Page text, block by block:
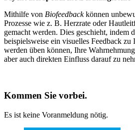
Mithilfe von Biofeedbackkönnen
Prozesse wie z. B. Herzrate oder
gemacht werden. Dies geschieht, indem
beispielsweise ein visuelles Feedback zu
werden üben können, Ihre
aber auch direkten Einfluss darauf zu
Kommen Sie vorbei.
Es ist keine Voranmeldung nötig.